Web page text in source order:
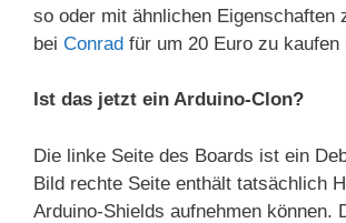
so oder mit ähnlichen Eigenschaften
bei Conrad für um 20 Euro zu kaufen
Ist das jetzt ein Arduino-Clon?
Die linke Seite des Boards ist ein
Bild rechte Seite enthält tatsächlich
Arduino-Shields aufnehmen können.